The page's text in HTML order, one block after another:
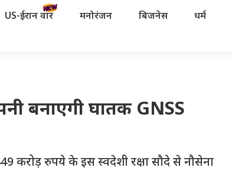
US-ईरान वॉर मनोरंजन बिजनेस धर्म
बनाएगी घातक GNSS
करोड़ रुपये के इस स्वदेशी रक्षा सौदे से नौसेना